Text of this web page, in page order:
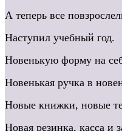
А теперь все
Наступил учебный год.
Новенькую форму на
Новенькая ручка в
Новые книжки, новые
Новая резинка, касса и